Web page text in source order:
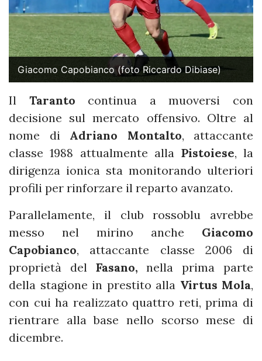
Giacomo Capobianco (foto Riccardo Dibiase)
Il Taranto continua a muoversi con
decisione sul mercato offensivo. Oltre al
nome di Adriano Montalto, attaccante
classe 1988 attualmente alla Pistoiese, la
dirigenza ionica sta monitorando ulteriori
profili per rinforzare il reparto avanzato.
Parallelamente, il club rossoblu avrebbe
messo nel mirino anche Giacomo
Capobianco, attaccante classe 2006 di
proprietà del Fasano, nella prima parte
della stagione in prestito alla Virtus Mola,
con cui ha realizzato quattro reti, prima di
rientrare alla base nello scorso mese di
dicembre.